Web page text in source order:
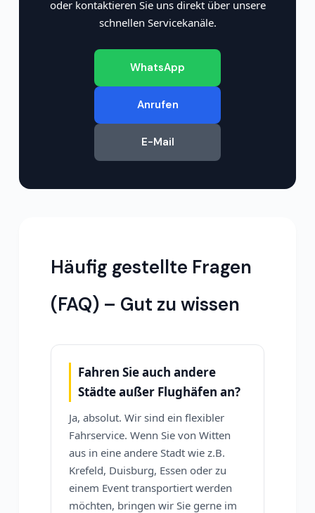
oder kontaktieren Sie uns direkt über unsere
schnellen Servicekanäle.
WhatsApp
Anrufen
E-Mail
Häufig gestellte Fragen
(FAQ) – Gut zu wissen
Fahren Sie auch andere
Städte außer Flughäfen an?
Ja, absolut. Wir sind ein flexibler
Fahrservice. Wenn Sie von Witten
aus in eine andere Stadt wie z.B.
Krefeld, Duisburg, Essen oder zu
einem Event transportiert werden
möchten, bringen wir Sie gerne im